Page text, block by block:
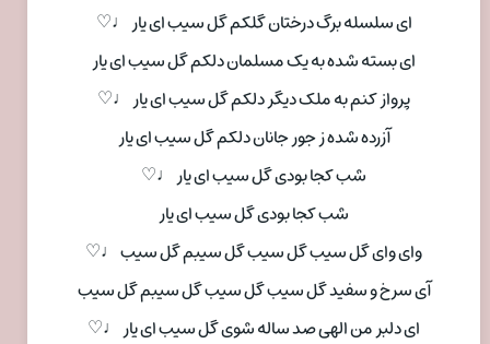
ای سلسله برگ درختان گلکم گل سیب ای یار ♩♡
ای بسته شده به یک مسلمان دلکم گل سیب ای یار
پرواز کنم به ملک دیگر دلکم گل سیب ای یار ♩♡
آزرده شده ز جور جانان دلکم گل سیب ای یار
شب کجا بودی گل سیب ای یار ♩♡
شب کجا بودی گل سیب ای یار
وای وای گل سیب گل سیب گل سیبم گل سیب ♩♡
آی سرخ و سفید گل سیب گل سیب گل سیبم گل سیب
ای دلبر من الهی صد ساله شوی گل سیب ای یار ♩♡